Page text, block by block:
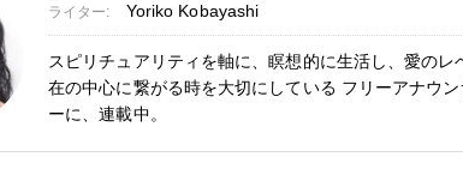
ライター: Yoriko Kobayashi
スピリチュアリティを軸に、瞑想的に生活し、愛の
在の中心に繋がる時を大切にしている フリーアナウン
ーに、連載中。